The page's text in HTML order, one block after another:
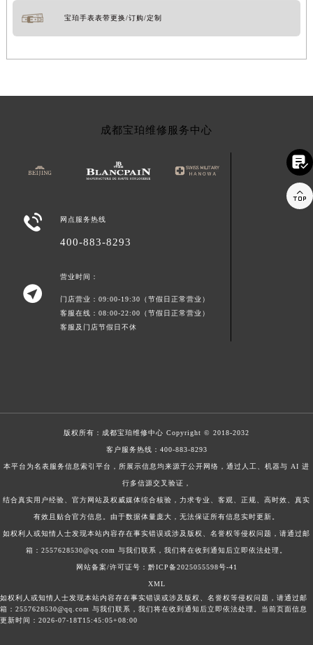
宝珀手表表带更换/订购/定制
成都宝珀维修服务中心
 网点服务热线
400-883-8293

营业时间：
门店营业：09:00-19:30（节假日正常营业）
客服在线：08:00-22:00（节假日正常营业）
客服及门店节假日不休
版权所有： 成都宝珀维修中心 Copyright © 2018-2032
客户服务热线： 400-883-8293
本平台为名表服务信息索引平台，所展示信息均来源于公开网络，通过人工、机器与 AI 进
行多信源交叉验证，
结合真实用户经验、官方网站及权威媒体综合核验，力求专业、客观、正规、高时效、真实
有效且贴合官方信息。由于数据体量庞大，无法保证所有信息实时更新。
如权利人或知情人士发现本站内容存在事实错误或涉及版权、名誉权等侵权问题，请通过邮
箱：2557628530@qq.com 与我们联系，我们将在收到通知后立即依法处理。
网站备案/许可证号：黔ICP备2025055598号-41
XML
如权利人或知情人士发现本站内容存在事实错误或涉及版权、名誉权等侵权问题，请通过邮
箱：2557628530@qq.com 与我们联系，我们将在收到通知后立即依法处理。当前页面信息
更新时间：2026-07-18T15:45:05+08:00

